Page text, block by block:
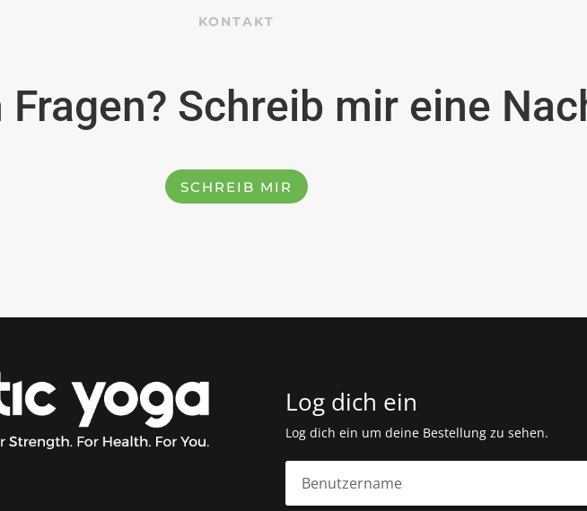
KONTAKT
Fragen? Schreib mir eine
SCHREIB MIR
Log dich ein
Log dich ein um deine Bestellung zu sehen.